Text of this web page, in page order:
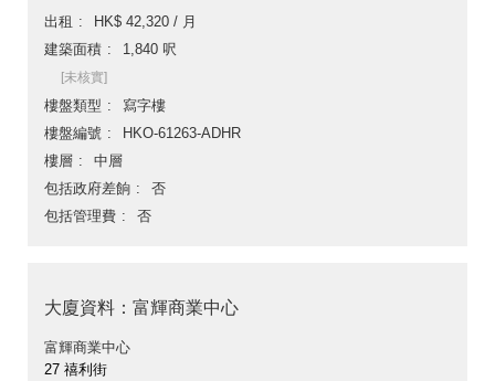
出租
HK$ 42,320 / 月
建築面積
1,840 呎
[未核實]
樓盤類型
寫字樓
樓盤編號
HKO-61263-ADHR
樓層
中層
包括政府差餉
否
包括管理費
否
大廈資料：富輝商業中心
富輝商業中心
27 禧利街